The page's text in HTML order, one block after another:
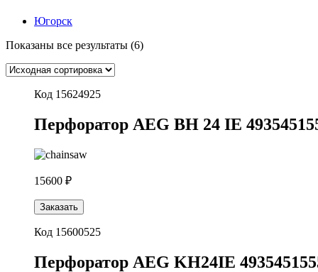
Югорск
Показаны все результаты (6)
Код 15624925
Перфоратор AEG BH 24 IE
15600 ₽
Заказать
Код 15600525
Перфоратор AEG KH24IE